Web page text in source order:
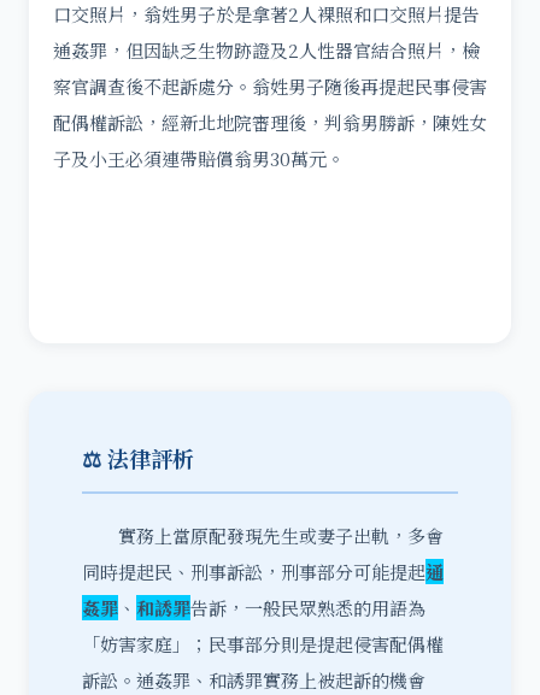
口交照片，翁姓男子於是拿著2人裸照和口交照片提告
通姦罪，但因缺乏生物跡證及2人性器官結合照片，檢
察官調查後不起訴處分。翁姓男子隨後再提起民事侵害
配偶權訴訟，經新北地院審理後，判翁男勝訴，陳姓女
子及小王必須連帶賠償翁男30萬元。
⚖️ 法律評析
實務上當原配發現先生或妻子出軌，多會
同時提起民、刑事訴訟，刑事部分可能提起通
姦罪 、 和誘罪告訴，一般民眾熟悉的用語為
「妨害家庭」；民事部分則是提起侵害配偶權
訴訟。通姦罪、和誘罪實務上被起訴的機會